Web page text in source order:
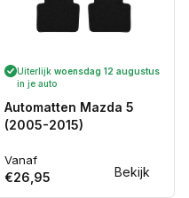
Bekijk
Uiterlijk woensdag 12 augustus
in je auto
Automatten Mazda 5
(2005-2015)
Normale
prijs
Vanaf
€26,95